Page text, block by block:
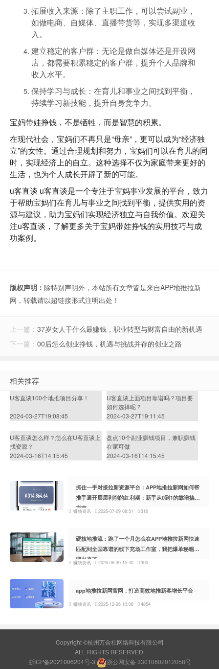
拓展收入来源 ：除了主职工作，可以尝试副业，
如做电商、自媒体、直播带货等，实现多渠道收
入。
建立稳定的客户群 ：无论是做自媒体还是开设网
店，都需要积累稳定的客户群，提升个人品牌和
收入水平。
保持学习与成长 ：在育儿和事业之间找到平衡，
持续学习新技能，提升自身竞争力。
宝妈带娃挣钱，不是牺牲，而是智慧的积累。
在现代社会，宝妈们不再只是“母亲”，更可以成为“经济独
立”的女性。通过合理规划和努力，宝妈们可以在育儿的同
时，实现经济上的自立。这种选择不仅为家庭带来更好的
生活，也为个人成长开辟了新的可能。
u客直谈 u客直谈是一个专注于宝妈事业发展的平台，致力
于帮助宝妈们在育儿与事业之间找到平衡，提供实用的资
源与建议，助力宝妈们实现经济独立与自我价值。欢迎关
注u客直谈，了解更多关于宝妈带娃挣钱的实用技巧与成
功案例。
版权声明： 除特别声明外，本站所有文章皆是来自APP地推拉新
网，转载请以超链接形式注明出处！
上一篇： 37岁女人干什么最赚钱，职业转型与财富自由的新机遇
下一篇： 00后怎么创业挣钱，机遇与挑战并存的创业之路
相关推荐
U客直谈100个地推项目分享！
2024-03-27T19:08:45
U客直谈上面项目靠谱吗？项目要
如何选择呢？
2024-03-27T19:11:45
U客直谈怎么样？怎么在U客直谈上
找资源？
2024-03-16T14:15:45
盘点10个副业赚钱项目，兼职赚钱
在家可做
2024-03-16T14:15:45
抓住一手对接拉新资源平台：APP地推拉新网如何帮
推手避开层层剥削的红利期：新手从0到1的靠谱搞钱
指南
赚钱资讯 2026-07-09 08:51 316
硬核地推流：跑了一个月怎么在APP地推拉新网快速
匹配到全国靠谱的线下充场工作室，我把爆单秘籍整
理出来了
赚钱资讯 2026-06-30 15:40 300
app地推拉新网官网，打造高效地推新客增长平台
赚钱资讯 2025-12-26 10:06 4854
Copyright ©杭州万合社网络科技有限公司
ALL RIGHTS RESERVED.
浙ICP备2021006204号-3
浙公网安备 33010602012058号